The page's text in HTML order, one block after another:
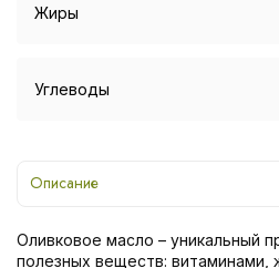
Жиры
Углеводы
Описание
Оливковое масло – уникальный
полезных веществ: витаминами,